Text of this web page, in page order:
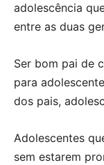
adolescência
entre as duas
Ser bom pai de
para
dos pais,
Adolescentes
sem estarem